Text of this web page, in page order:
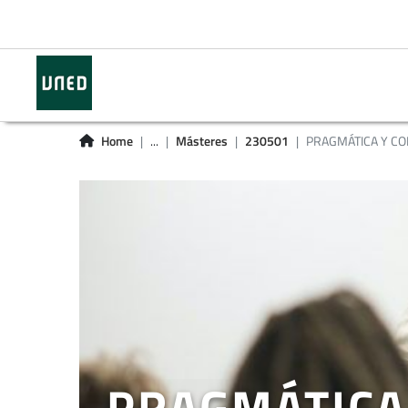
Home ... Másteres 230501 PRAGMÁTICA Y